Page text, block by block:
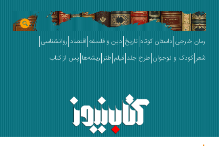
خارجی داستان کوتاه تاریخ دین و فلسفه اقتصاد روانشناسی
کودک و نوجوان طرح جلد فیلم طنز ریشه‌ها پس از کتاب